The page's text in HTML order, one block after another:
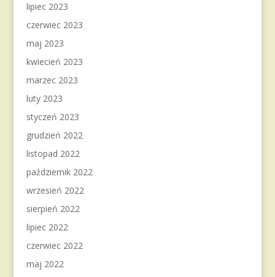
lipiec 2023
czerwiec 2023
maj 2023
kwiecień 2023
marzec 2023
luty 2023
styczeń 2023
grudzień 2022
listopad 2022
październik 2022
wrzesień 2022
sierpień 2022
lipiec 2022
czerwiec 2022
maj 2022